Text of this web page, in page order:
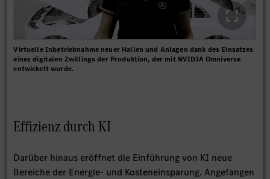
Virtuelle Inbetriebnahme neuer Hallen und Anlagen dank des Einsatzes
eines digitalen Zwillings der Produktion, der mit NVIDIA Omniverse
entwickelt wurde.
Effizienz durch KI
Darüber hinaus eröffnet die Einführung von KI neue
Bereiche der Energie- und Kosteneinsparung. Angefangen